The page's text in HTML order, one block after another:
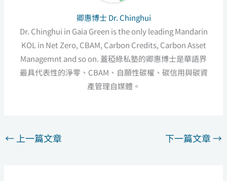
卿惠博士 Dr. Chinghui
Dr. Chinghui in Gaia Green is the only leading Mandarin
KOL in Net Zero, CBAM, Carbon Credits, Carbon Asset
Managemnt and so on. 蓋稏綠私塾的卿惠博士是華語界
最具代表性的淨零、CBAM、自願性碳權、碳信用與碳資
產管理自媒體。
← 上一篇文章 下一篇文章→